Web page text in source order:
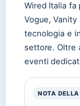
Wired Italia
Vogue,
tecnologia e
settore. Oltre
eventi
NOTA